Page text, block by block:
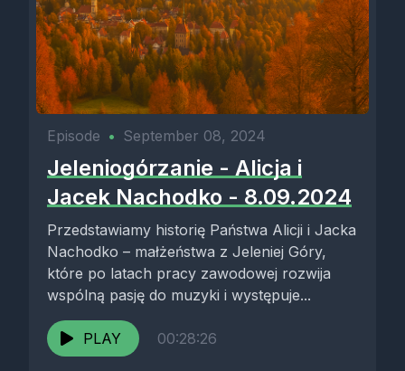
Episode • September 08, 2024
Jeleniogórzanie - Alicja i
Jacek Nachodko - 8.09.2024
Przedstawiamy historię Państwa Alicji i Jacka
Nachodko – małżeństwa z Jeleniej Góry,
które po latach pracy zawodowej rozwija
wspólną pasję do muzyki i występuje...
PLAY 00:28:26